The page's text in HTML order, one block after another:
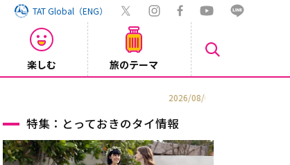
TAT Global（ENG）
楽しむ 旅のテーマ
特集：とっておきのタイ情報